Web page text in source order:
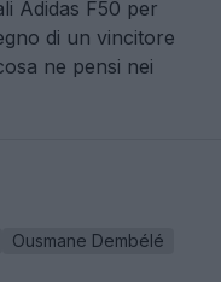
Adidas F50 per
di un vincitore
ne pensi nei
Ousmane Dembélé